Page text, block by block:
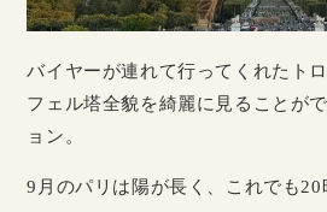
バイヤーが連れて行ってくれたト
フェル塔全貌を綺麗に見ることが
ョン。
9月のパリは陽が長く、これでも20